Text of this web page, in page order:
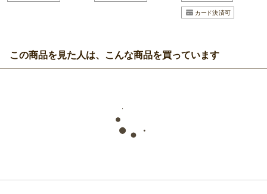
この商品を見た人は、こんな商品を買っています